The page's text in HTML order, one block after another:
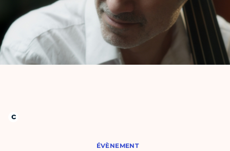
ÉVÈNEMENT